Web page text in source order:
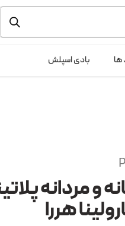
شیشه و بسته بندی را ملاحظه
ها بادی اسپلش
و مردانه
هررا